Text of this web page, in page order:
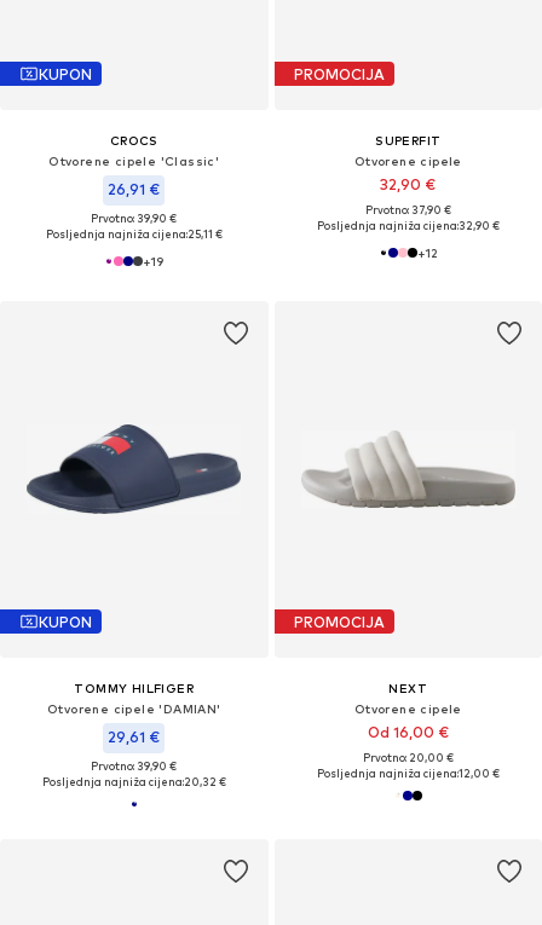
KUPON
CROCS
Otvorene cipele 'Classic'
26,91 €
Prvotno: 39,90 €
Posljednja najniža cijena:25,11 €
+19
PROMOCIJA
SUPERFIT
Otvorene cipele
32,90 €
Prvotno: 37,90 €
Posljednja najniža cijena:32,90 €
+12
KUPON
TOMMY HILFIGER
Otvorene cipele 'DAMIAN'
29,61 €
Prvotno: 39,90 €
Posljednja najniža cijena:20,32 €
PROMOCIJA
NEXT
Otvorene cipele
Od 16,00 €
Prvotno: 20,00 €
Posljednja najniža cijena:12,00 €